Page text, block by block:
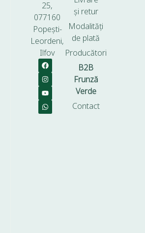
25,
077160
Popești-
Leordeni,
Ilfov
și retur
Modalități
de plată
Producători
B2B
Frunză
Verde
Contact